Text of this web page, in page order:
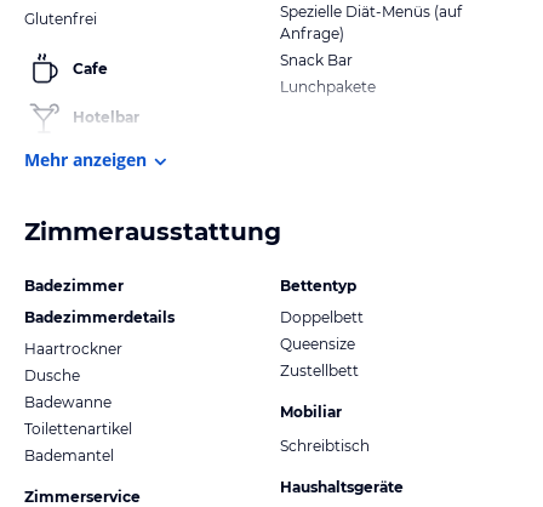
Glutenfrei
Cafe
Hotelbar
Spezielle Diät-Menüs (auf
Anfrage)
Snack Bar
Lunchpakete
Mehr anzeigen
Zimmerausstattung
Badezimmer
Badezimmerdetails
Haartrockner
Dusche
Badewanne
Toilettenartikel
Bademantel
Zimmerservice
Bettentyp
Doppelbett
Queensize
Zustellbett
Mobiliar
Schreibtisch
Haushaltsgeräte